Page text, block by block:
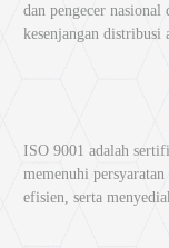
dan pengecer
kesenjangan distribusi
ISO 9001 adalah
memenuhi
efisien, serta